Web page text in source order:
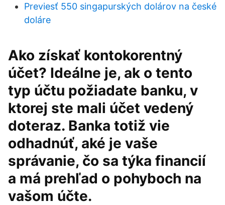
Previesť 550 singapurských dolárov na české
doláre
Ako získať kontokorentný
účet? Ideálne je, ak o tento
typ účtu požiadate banku, v
ktorej ste mali účet vedený
doteraz. Banka totiž vie
odhadnúť, aké je vaše
správanie, čo sa týka financií
a má prehľad o pohyboch na
vašom účte.